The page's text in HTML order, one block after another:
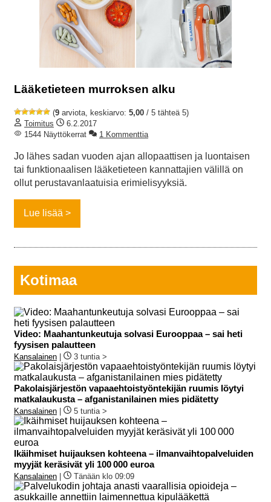
Lääketieteen murroksen alku
(9 arviota, keskiarvo: 5,00 / 5 tähteä 5)
Toimitus
6.2.2017
1544 Näyttökerrat
1 Kommenttia
Jo lähes sadan vuoden ajan allopaattisen ja luontaisen
tai funktionaalisen lääketieteen kannattajien välillä on
ollut perustavanlaatuisia erimielisyyksiä.
Lue lisää
Kotimaa
Video: Maahantunkeutuja solvasi Eurooppaa – sai heti
fyysisen palautteen
Kansalainen 3 tuntia >
Pakolaisjärjestön vapaaehtoistyöntekijän ruumis löytyi
matkalaukusta – afganistanilainen mies pidätetty
Kansalainen 5 tuntia >
Ikäihmiset huijauksen kohteena – ilmanvaihtopalveluiden
myyjät keräsivät yli 100 000 euroa
Kansalainen Tänään klo 09:09